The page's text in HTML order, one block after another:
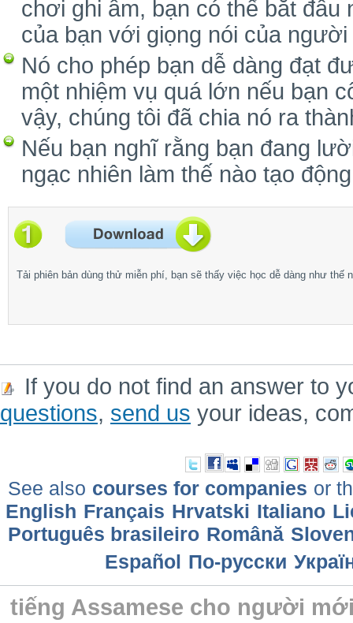
chơi ghi âm, bạn có thể bắt đầu
của bạn với giọng nói của
Nó cho phép bạn dễ dàng đạt
một nhiệm vụ quá lớn nếu bạn
vậy, chúng tôi đã chia nó ra
Nếu bạn nghĩ rằng bạn đang
ngạc nhiên làm thế nào tạo
Tải phiên bản dùng thử miễn phí, bạn sẽ thấy việc học dễ dàng như thế
If you do not find an answer to
questions, send us your ideas,
See also courses for companies or
English Français Hrvatski Italiano
Português brasileiro Română
Еspañol По-русски
tiếng Assamese cho người